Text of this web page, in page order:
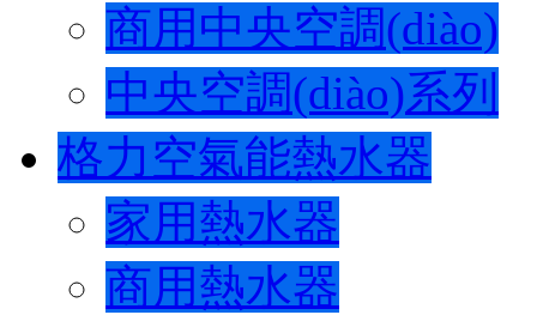
商用中央空調(diào)
中央空調(diào)系列
格力空氣能熱水器
家用熱水器
商用熱水器